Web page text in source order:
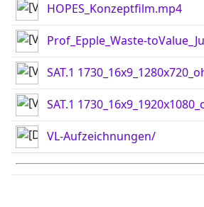
HOPES_Konzeptfilm.mp4
Prof_Epple_Waste-
SAT.1
SAT.1
VL-Aufzeichnungen/